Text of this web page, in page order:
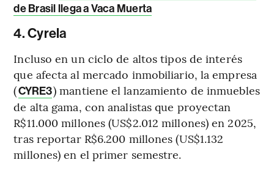
de Brasil llega a Vaca Muerta
4. Cyrela
Incluso en un ciclo de altos tipos de interés
que afecta al mercado inmobiliario, la empresa
(CYRE3) mantiene el lanzamiento de inmuebles
de alta gama, con analistas que proyectan
R$11.000 millones (US$2.012 millones) en 2025,
tras reportar R$6.200 millones (US$1.132
millones) en el primer semestre.